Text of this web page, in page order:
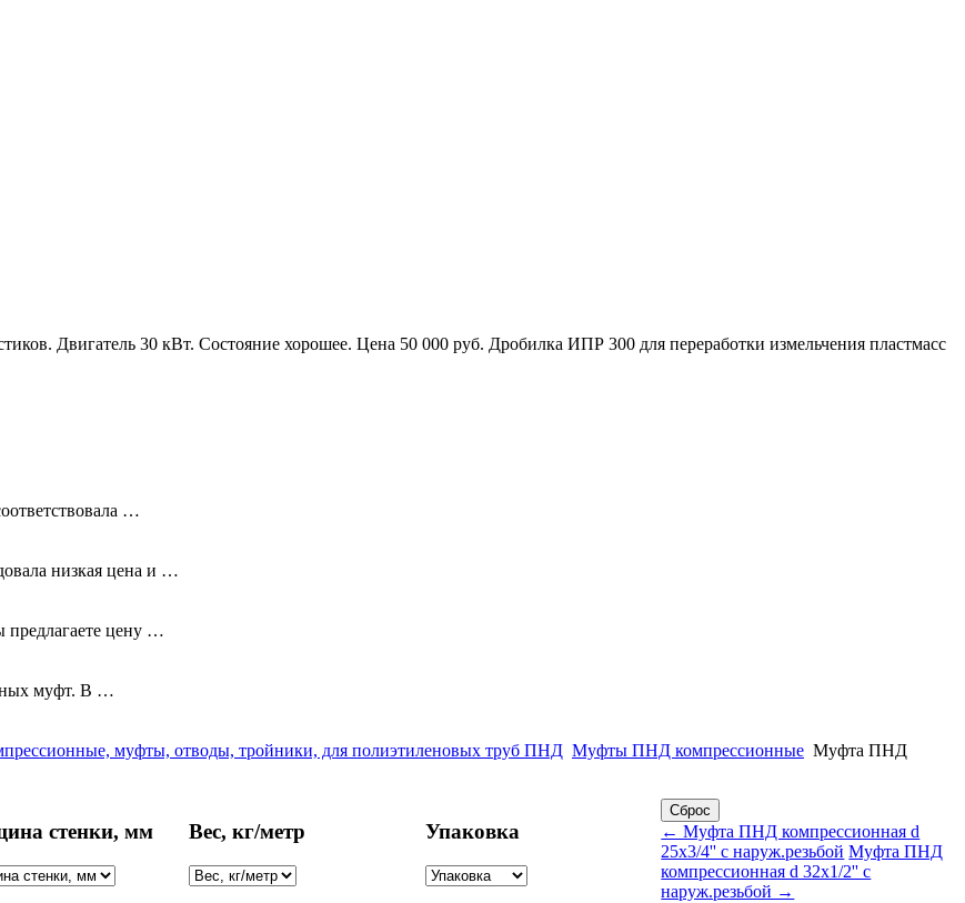
Двигатель 30 кВт. Состояние хорошее. Цена 50 000 руб. Дробилка ИПР 300 для переработки измельчения пластмасс
…
низкая цена и …
предлагаете цену …
муфт. В …
муфты, отводы, тройники, для полиэтиленовых труб ПНД Муфты ПНД компрессионные Муфта ПНД
стенки, мм Вес, кг/метр Упаковка
← Муфта ПНД компрессионная d
25х3/4'' с наруж.резьбой Муфта ПНД
компрессионная d 32х1/2'' с
наруж.резьбой →